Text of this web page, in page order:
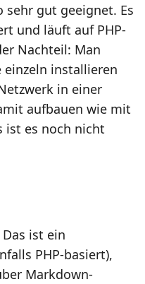
sehr gut geeignet. Es
und läuft auf PHP-
Nachteil: Man
einzeln installieren
in einer
aufbauen wie mit
ist es noch nicht
ist ein
PHP-basiert),
Markdown-